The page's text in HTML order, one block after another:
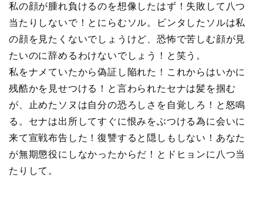
私の顔が腫れ負けるのを想像したはず！失敗して八つ
当たりしないで！とにらむソル。ビンタしたソルは私
の顔を見たくないでしょうけど、恐怖で苦しむ顔が見
たいのに辞めるわけないでしょう！と笑う。
私をナメていたから偽証し陥れた！これからはいかに
残酷かを見せつける！と言わられたセナは髪を掴む
が、止めたソヌは自分の恐ろしさを自覚しろ！と怒鳴
る。セナは出所してすぐに恨みをぶつける為に会いに
来て宣戦布告した！復讐すると隠しもしない！あなた
が無期懲役にしなかったからだ！とドヒョンに八つ当
たりして。